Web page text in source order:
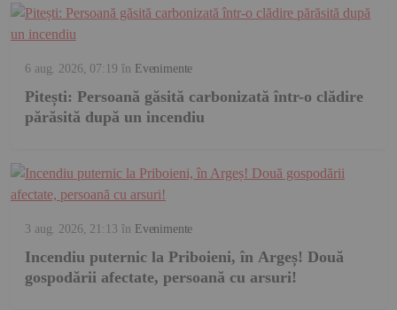
6 aug. 2026, 07:19 în Evenimente
Pitești: Persoană găsită carbonizată într-o clădire
părăsită după un incendiu
3 aug. 2026, 21:13 în Evenimente
Incendiu puternic la Priboieni, în Argeș! Două
gospodării afectate, persoană cu arsuri!